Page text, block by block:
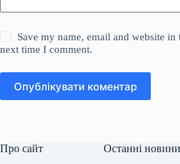
Save my name, email and website
next time I comment.
Опублікувати коментар
Про сайт Останні новини